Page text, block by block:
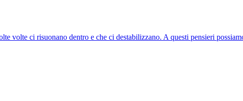
volte ci risuonano dentro e che ci destabilizzano. A questi pensieri